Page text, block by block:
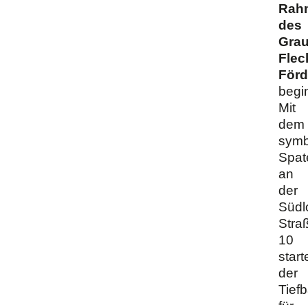
des
Mit
dem
an
der
10
der